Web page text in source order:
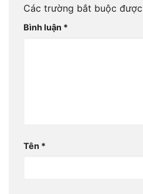
Các trường bắt buộc
Bình luận *
Tên *